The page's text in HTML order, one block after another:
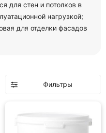
для стен и потолков в
нагрузкой;
для отделки фасадов
Фильтры